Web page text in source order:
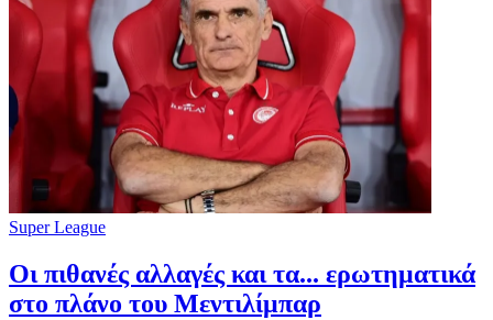
Super League
Οι πιθανές αλλαγές και τα... ερωτηματικά
στο πλάνο του Μεντιλίμπαρ